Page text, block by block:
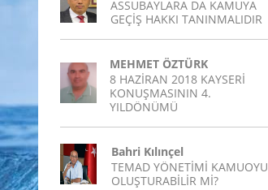
ASSUBAYLARA DA KAMUYA
GEÇİŞ HAKKI TANINMALIDIR
MEHMET ÖZTÜRK
8 HAZİRAN 2018 KAYSERİ
KONUŞMASININ 4.
YILDÖNÜMÜ
Bahri Kılınçel
TEMAD YÖNETİMİ KAMUOYU
OLUŞTURABİLİR Mİ?